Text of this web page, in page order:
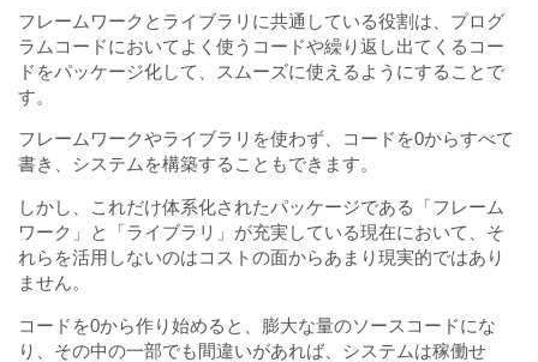
フレームワークとライブラリに共通している役割は、プログ
ラムコードにおいてよく使うコードや繰り返し出てくるコー
ドをパッケージ化して、スムーズに使えるようにすることで
す。
フレームワークやライブラリを使わず、コードを0からすべて
書き、システムを構築することもできます。
しかし、これだけ体系化されたパッケージである「フレーム
ワーク」と「ライブラリ」が充実している現在において、そ
れらを活用しないのはコストの面からあまり現実的ではあり
ません。
コードを0から作り始めると、膨大な量のソースコードにな
り、その中の一部でも間違いがあれば、システムは稼働せ